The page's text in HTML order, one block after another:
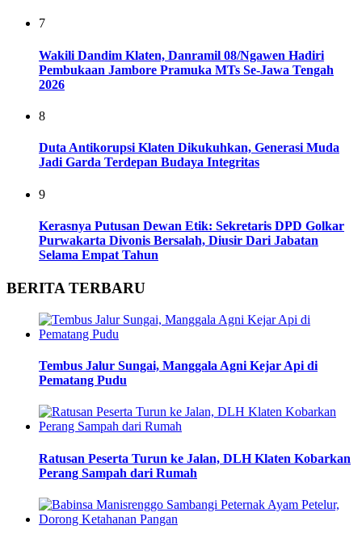
7
Wakili Dandim Klaten, Danramil 08/Ngawen Hadiri
Pembukaan Jambore Pramuka MTs Se-Jawa Tengah
2026
8
Duta Antikorupsi Klaten Dikukuhkan, Generasi Muda
Jadi Garda Terdepan Budaya Integritas
9
Kerasnya Putusan Dewan Etik: Sekretaris DPD Golkar
Purwakarta Divonis Bersalah, Diusir Dari Jabatan
Selama Empat Tahun
BERITA TERBARU
Tembus Jalur Sungai, Manggala Agni Kejar Api di
Pematang Pudu
Ratusan Peserta Turun ke Jalan, DLH Klaten Kobarkan
Perang Sampah dari Rumah